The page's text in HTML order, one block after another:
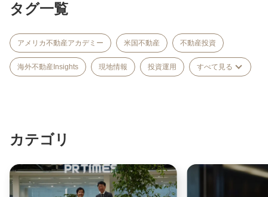
タグ一覧
アメリカ不動産アカデミー 米国不動産 不動産投資
海外不動産Insights 現地情報 投資運用 すべて見る
カテゴリ